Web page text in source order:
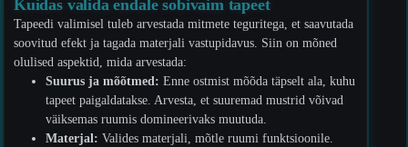
Kuidas valida endale sobivaim tapeet
Tapeedi valimisel tuleb arvestada mitmete teguritega, et saavutada
soovitud efekt ja tagada materjali vastupidavus. Siin on mõned
olulised aspektid, mida arvestada:
Suurus ja mõõtmed: Enne ostmist mõõda täpselt ala, kuhu
tapeet paigaldatakse. Arvesta, et suuremad mustrid võivad
väiksemas ruumis domineerivaks muutuda.
Materjal: Valides materjali, mõtle ruumi funktsioonile.